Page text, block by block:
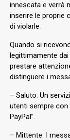
innescata e verrà
inserire le proprie
di violarle.
Quando si
legittimamente
prestare
distinguere i
– Saluto: Un
utenti sempre con
PayPal”.
– Mittente: I